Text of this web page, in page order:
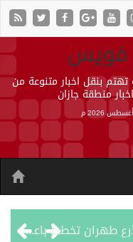
فويس
بنقل اخبار متنوعة من
منطقة جازان
جماعة الحوثي تعلن الحرب و اذرع طهران تخطط باعمال ارهابية واسعة تطال دول الشرق الاوسط